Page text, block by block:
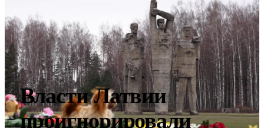
Власти Латвии
проигнорировали